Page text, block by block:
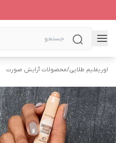
اوریفلیم طلایی/محصولات آرایش صورت